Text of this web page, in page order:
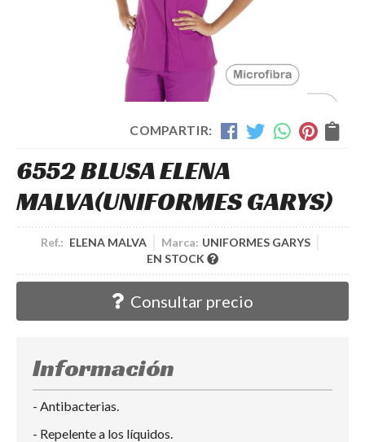
COMPARTIR:
6552 BLUSA ELENA
MALVA(UNIFORMES GARYS)
Ref.: ELENA MALVA Marca: UNIFORMES GARYS
EN STOCK
Consultar precio
Información
- Antibacterias.
- Repelente a los líquidos.